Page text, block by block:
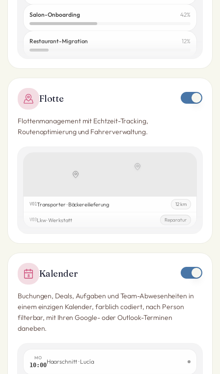
Salon-Onboarding 42%
Restaurant-Migration 12%
Flotte
Flottenmanagement mit Echtzeit-Tracking,
Routenoptimierung und Fahrerverwaltung.
V01Transporter · Bäckereilieferung 12 km
V03Lkw · Werkstatt Reparatur
8 Kalender
Buchungen, Deals, Aufgaben und Team-Abwesenheiten in
einem einzigen Kalender, farblich codiert, nach Person
filterbar, mit Ihren Google- oder Outlook-Terminen
daneben.
MO
10:00Haarschnitt · Lucía